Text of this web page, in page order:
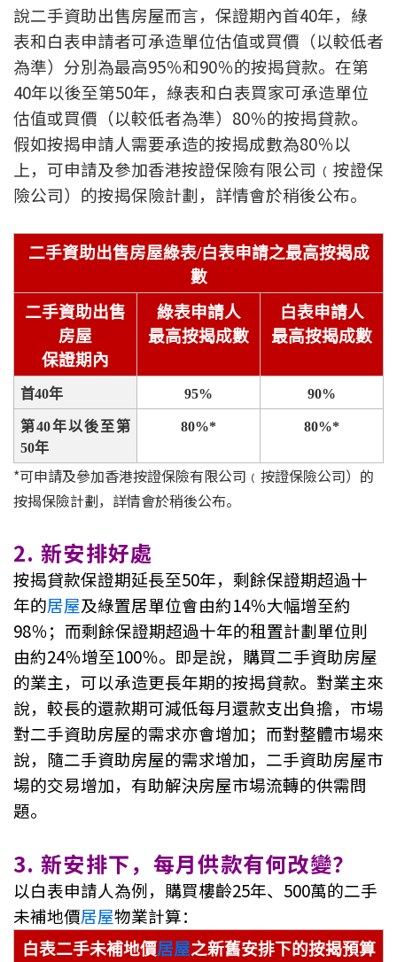
樓按專欄
按揭百科
實時銀行資訊
裝修·保險優惠
免費裝修轉介服務
裝修設計專欄
保險資訊專欄
聯絡我們
聯絡方法
網上申請按揭轉介
條款及細則
本網頁所提供資料僅作參考用途。
若因錯漏而引致任何不便或損失，中原按揭概不負責。
本網站採用無障礙網頁設計，如有任何問題，可查詢：
2889 2886 / cmb@mail.centanet.com
中原地產 | 網上搵樓 |
中原工商舖
© 2026 中原按揭經紀有限公司 Centaline Mortgage Broker Limited 版權所有
條款及細則
私隱政策聲明
說二手資助出售房屋而言，保證期內首40年，綠
表和白表申請者可承造單位估值或買價（以較低者
為準）分別為最高95％和90％的按揭貸款。在第
40年以後至第50年，綠表和白表買家可承造單位
估值或買價（以較低者為準）80％的按揭貸款。
假如按揭申請人需要承造的按揭成數為80％以
上，可申請及參加香港按證保險有限公司﹙按證保
險公司）的按揭保險計劃，詳情會於稍後公布。
二手資助出售房屋綠表/白表申請之最高按揭成
數
二手資助出售
房屋
保證期內
綠表申請人
最高按揭成數
白表申請人
最高按揭成數
首40年 95% 90%
第40年以後至第
50年
80%* 80%*
*可申請及參加香港按證保險有限公司﹙按證保險公司）的
按揭保險計劃，詳情會於稍後公布。
2. 新安排好處
按揭貸款保證期延長至50年，剩餘保證期超過十
年的居屋及綠置居單位會由約14％大幅增至約
98％；而剩餘保證期超過十年的租置計劃單位則
由約24％增至100％。即是說，購買二手資助房屋
的業主，可以承造更長年期的按揭貸款。對業主來
說，較長的還款期可減低每月還款支出負擔，市場
對二手資助房屋的需求亦會增加；而對整體市場來
說，隨二手資助房屋的需求增加，二手資助房屋市
場的交易增加，有助解決房屋市場流轉的供需問
題。
3. 新安排下，每月供款有何改變？
以白表申請人為例，購買樓齡25年、500萬的二手
未補地價居屋物業計算：
白表二手未補地價居屋之新舊安排下的按揭預算